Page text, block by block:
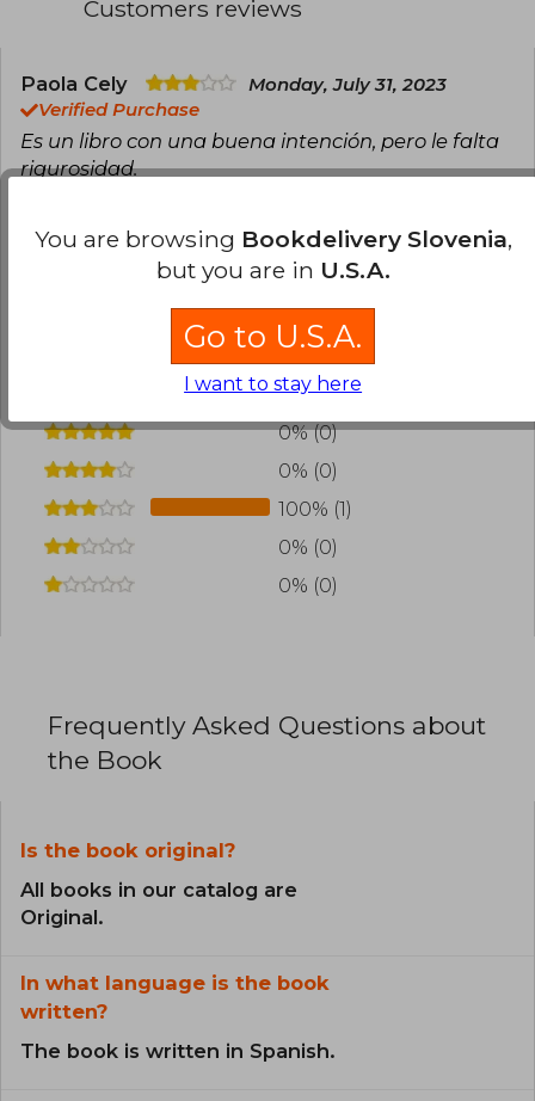
Customers reviews
Paola Cely
Monday, July 31, 2023
Verified Purchase
Es un libro con una buena intención, pero le falta
rigurosidad.
This review is useful 0 It is not useful
Have you read this book? Loginto add your
0% (0)
0% (0)
100% (1)
0% (0)
0% (0)
Frequently Asked Questions about
the Book
Is the book original?
All books in our catalog are
Original.
In what language is the book
written?
The book is written in Spanish.
You are browsing Bookdelivery Slovenia,
but you are in U.S.A.
Go to U.S.A.
I want to stay here